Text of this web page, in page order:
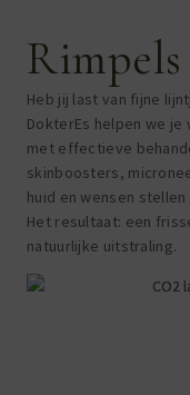
Heb jij last van fijne
DokterEs helpen we
met effectieve
skinboosters,
huid en wensen
Het resultaat: een
natuurlijke uitstraling.